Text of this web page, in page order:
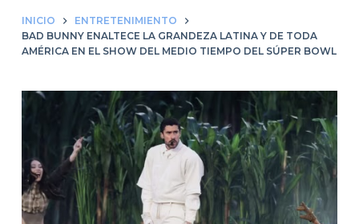
INICIO
ENTRETENIMIENTO
BAD BUNNY ENALTECE LA GRANDEZA LATINA Y DE TODA
AMÉRICA EN EL SHOW DEL MEDIO TIEMPO DEL SÚPER BOWL